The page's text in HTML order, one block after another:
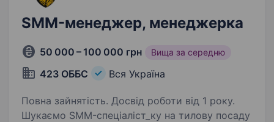
SMM-менеджер, менеджерка
50 000 – 100 000 грн Вища за середню
423 ОББС Вся Україна
Повна зайнятість. Досвід роботи від 1 року.
Шукаємо SMM-спеціаліст_ку на тилову посаду